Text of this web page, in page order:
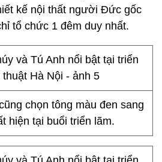
kế nội thất người Đức gốc
tổ chức 1 đêm duy nhất.
chọn tông màu đen sang
hiện tại buổi triển lãm.